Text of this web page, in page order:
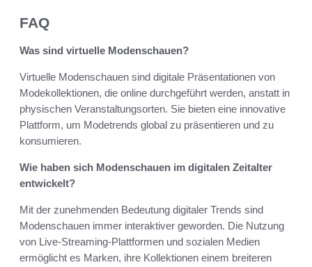
FAQ
Was sind virtuelle Modenschauen?
Virtuelle Modenschauen sind digitale Präsentationen von
Modekollektionen, die online durchgeführt werden, anstatt in
physischen Veranstaltungsorten. Sie bieten eine innovative
Plattform, um Modetrends global zu präsentieren und zu
konsumieren.
Wie haben sich Modenschauen im digitalen Zeitalter
entwickelt?
Mit der zunehmenden Bedeutung digitaler Trends sind
Modenschauen immer interaktiver geworden. Die Nutzung
von Live-Streaming-Plattformen und sozialen Medien
ermöglicht es Marken, ihre Kollektionen einem breiteren